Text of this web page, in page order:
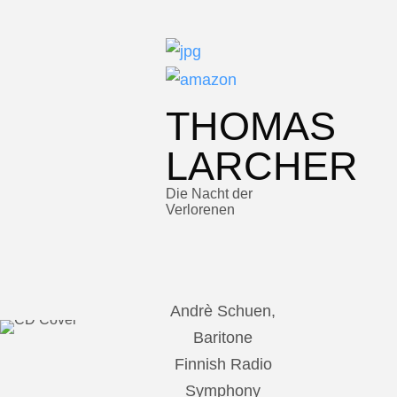
THOMAS
LARCHER
Die Nacht der
Verlorenen
Andrè Schuen,
Baritone
Finnish Radio
Symphony